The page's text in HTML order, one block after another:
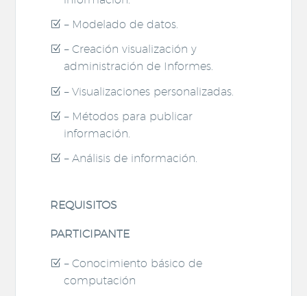
– Modelado de datos.
– Creación visualización y
administración de Informes.
– Visualizaciones personalizadas.
– Métodos para publicar
información.
– Análisis de información.
REQUISITOS
PARTICIPANTE
– Conocimiento básico de
computación